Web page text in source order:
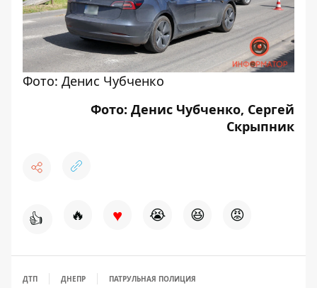
Фото: Денис Чубченко
Фото: Денис Чубченко, Сергей
Скрыпник
👍 🔥 ♥ 😭 😆 😡
ДТП ДНЕПР ПАТРУЛЬНАЯ ПОЛИЦИЯ